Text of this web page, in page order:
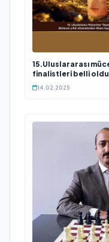
15.Uluslararası
finalistleri belli oldu
14.02.2025